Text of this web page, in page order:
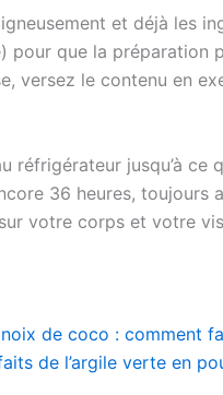
et déjà les
pour que la préparation
versez le contenu en
réfrigérateur jusqu’à ce
36 heures, toujours
votre corps et votre
de coco : comment
de l’argile verte en